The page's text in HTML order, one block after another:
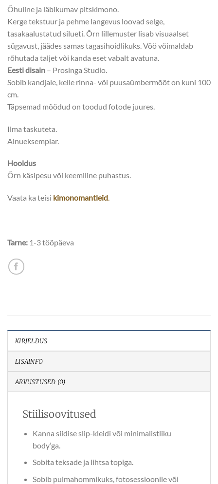
Õhuline ja läbikumav pitskimono.
Kerge tekstuur ja pehme langevus loovad selge,
tasakaalustatud silueti. Õrn lillemuster lisab visuaalset
sügavust, jäädes samas tagasihoidlikuks. Vöö võimaldab
rõhutada taljet või kanda eset vabalt avatuna.
Eesti disain – Prosinga Studio.
Sobib kandjale, kelle rinna- või puusaümbermõõt on kuni 100
cm.
Täpsemad mõõdud on toodud fotode juures.
Ilma taskuteta.
Ainueksemplar.
Hooldus
Õrn käsipesu või keemiline puhastus.
Vaata ka teisi kimonomantleid.
Tarne: 1-3 tööpäeva
KIRJELDUS
LISAINFO
ARVUSTUSED (0)
Stiilisoovitused
Kanna siidise slip-kleidi või minimalistliku
body’ga.
Sobita teksade ja lihtsa topiga.
Sobib pulmahommikuks, fotosessioonile või